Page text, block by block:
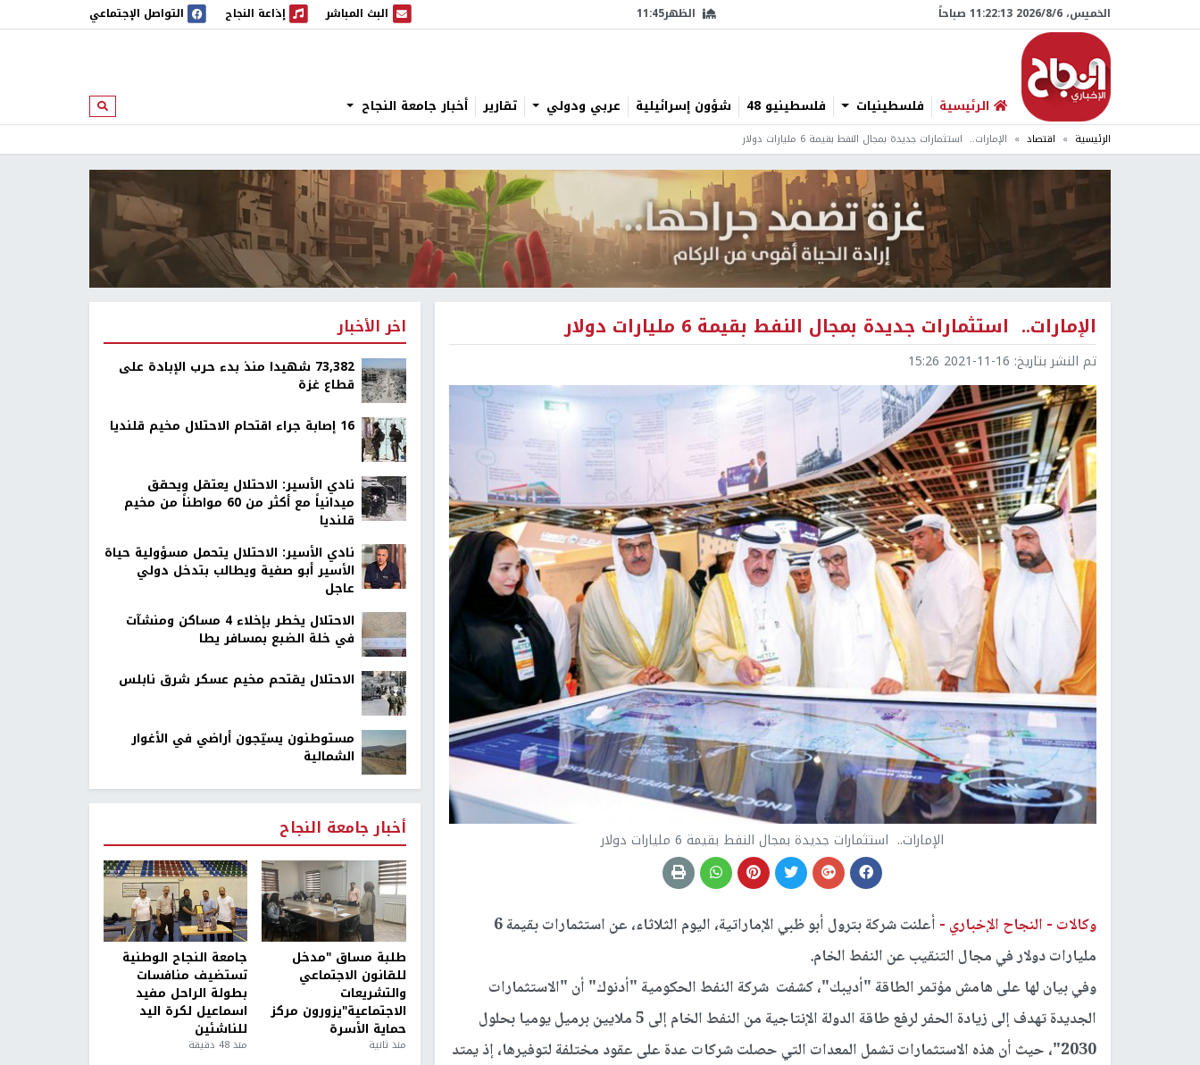
الخميس، 6/‏8/‏2026 11:22:14 صباحاً الظهر11:45 البث المباشر
البث المباشر إذاعة النجاح
إذاعة النجاح التواصل الإجتماعي
الرئيسية فلسطينيات فلسطينيو 48 شؤون إسرائيلية عربي ودولي تقارير أخبار جامعة النجاح ابحث
الرئيسية اقتصاد الإمارات.. استثمارات جديدة بمجال النفط بقيمة 6 مليارات دولار
الإمارات.. استثمارات جديدة بمجال النفط بقيمة 6 مليارات دولار
تم النشر بتاريخ: 2021-11-16 15:26
الإمارات.. استثمارات جديدة بمجال النفط بقيمة 6 مليارات دولار
وكالات - النجاح الإخباري -
أعلنت شركة بترول أبو ظبي الإماراتية، اليوم الثلاثاء، عن استثمارات بقيمة 6
مليارات دولار في مجال التنقيب عن النفط الخام.
وفي بيان لها على هامش مؤتمر الطاقة "أديبك"، كشفت شركة النفط الحكومية "أدنوك" أن "الاستثمارات
الجديدة تهدف إلى زيادة الحفر لرفع طاقة الدولة الإنتاجية من النفط الخام إلى 5 ملايين برميل يوميا بحلول
2030"، حيث أن هذه الاستثمارات تشمل المعدات التي حصلت شركات عدة على عقود مختلفة لتوفيرها، إذ يمتد
اخر الأخبار
73,382 شهيدا منذ بدء حرب الإبادة على
قطاع غزة
16 إصابة جراء اقتحام الاحتلال مخيم قلنديا
نادي الأسير: الاحتلال يعتقل ويحقق
ميدانياً مع أكثر من 60 مواطناً من مخيم
قلنديا
نادي الأسير: الاحتلال يتحمل مسؤولية حياة
الأسير أبو صفية ويطالب بتدخل دولي
عاجل
الاحتلال يخطر بإخلاء 4 مساكن ومنشآت
في خلة الضبع بمسافر يطا
الاحتلال يقتحم مخيم عسكر شرق نابلس
مستوطنون يسيّجون أراضي في الأغوار
الشمالية
أخبار جامعة النجاح
طلبة مساق "مدخل
للقانون الاجتماعي
والتشريعات
الاجتماعية"يزورون مركز
حماية الأسرة
منذ ثانية
جامعة النجاح الوطنية
تستضيف منافسات
بطولة الراحل مفيد
اسماعيل لكرة اليد
للناشئين
منذ 48 دقيقة